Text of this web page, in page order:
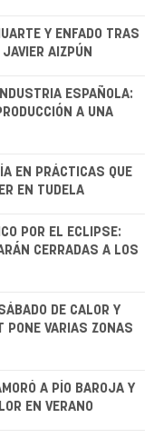
Y ENFADO TRAS
AIZPÚN
ESPAÑOLA:
A UNA
EN PRÁCTICAS QUE
EN TUDELA
POR EL ECLIPSE:
CERRADAS A LOS
DE CALOR Y
PONE VARIAS ZONAS
A PÍO BAROJA Y
EN VERANO